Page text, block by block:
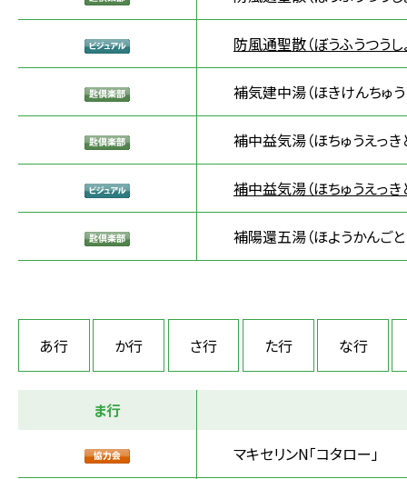
防風通聖散（ぼうふうつうし
補気建中湯（ほきけんちゅう
補中益気湯（ほちゅうえっき
補中益気湯（ほちゅうえっき
補陽還五湯（ほようかんごと
あ行 か行 さ行 た行 な行
ま行
マキセリンN「コタロー」